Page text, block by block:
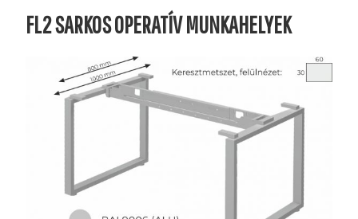
FL2 SARKOS OPERATÍV MUNKAHELYEK